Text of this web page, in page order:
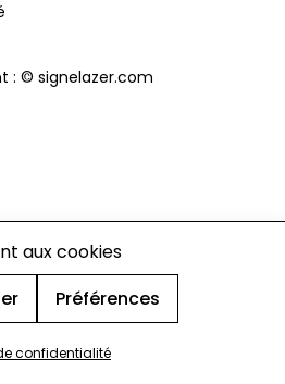
aux cookies
Préférences
confidentialité
: © signelazer.com